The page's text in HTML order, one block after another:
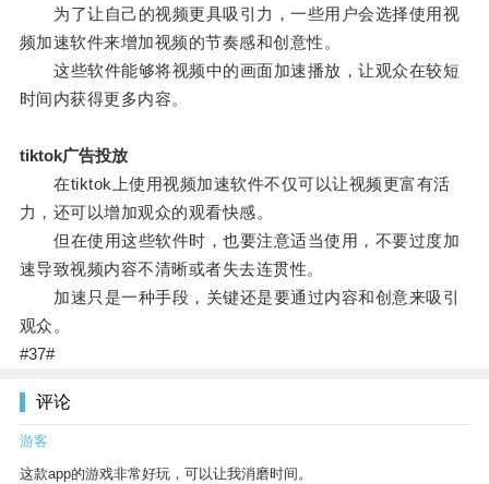
为了让自己的视频更具吸引力，一些用户会选择使用视
频加速软件来增加视频的节奏感和创意性。
这些软件能够将视频中的画面加速播放，让观众在较短
时间内获得更多内容。
tiktok广告投放
在tiktok上使用视频加速软件不仅可以让视频更富有活
力，还可以增加观众的观看快感。
但在使用这些软件时，也要注意适当使用，不要过度加
速导致视频内容不清晰或者失去连贯性。
加速只是一种手段，关键还是要通过内容和创意来吸引
观众。
#37#
评论
游客
这款app的游戏非常好玩，可以让我消磨时间。